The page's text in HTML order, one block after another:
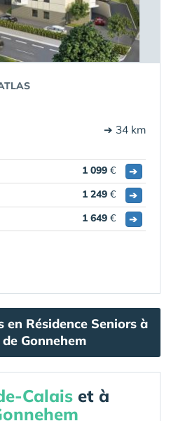
➔ 34 km
1 099 €
➔
1 249 €
➔
1 649 € ➔
en Résidence Seniors à
Gonnehem
Calais et à